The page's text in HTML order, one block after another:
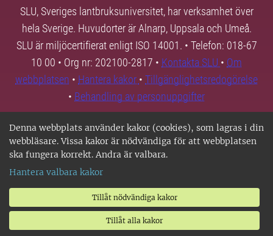
Denna webbplats använder kakor (cookies), som lagras i din
webbläsare. Vissa kakor är nödvändiga för att webbplatsen
ska fungera korrekt. Andra är valbara.
Hantera valbara kakor
Tillåt nödvändiga kakor
Tillåt alla kakor
SLU, Sveriges lantbruksuniversitet, har verksamhet över
hela Sverige. Huvudorter är Alnarp, Uppsala och Umeå.
SLU är miljöcertifierat enligt ISO 14001. • Telefon: 018-67
10 00 • Org nr: 202100-2817 • Kontakta SLU • Om
webbplatsen • Hantera kakor • Tillgänglighetsredogörelse
• Behandling av personuppgifter